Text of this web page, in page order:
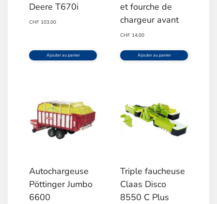
Deere T670i
CHF 103.00
Ajouter au panier
et fourche de
chargeur avant
CHF 14.00
Ajouter au panier
Autochargeuse
Pöttinger Jumbo
6600
Triple faucheuse
Claas Disco
8550 C Plus